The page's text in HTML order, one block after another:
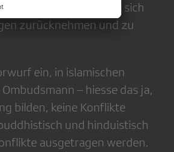
Welt kommen, stellt sich
zurücknehmen und zu
ein, in islamischen
– hiesse das ja,
bilden, keine Konflikte
und hinduistisch
ausgetragen werden.